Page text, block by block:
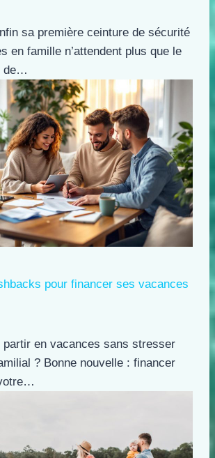
sa première ceinture de sécurité
en famille n’attendent plus que le
de…
pour financer ses vacances
partir en vacances sans stresser
? Bonne nouvelle : financer